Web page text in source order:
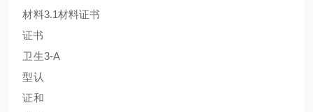
材料
证书
3.1材料证书
卫生
型认
证和
3-A